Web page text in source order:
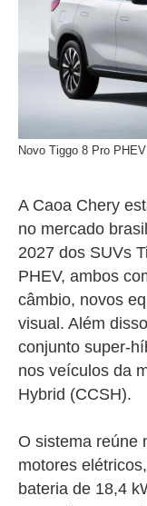
Novo Tiggo 8 Pro
A Caoa Chery
no mercado
2027 dos SUVs
PHEV, ambos
câmbio, novos
visual. Além
conjunto super-
nos veículos da
Hybrid (CCSH).
O sistema reúne
motores
bateria de 18,4